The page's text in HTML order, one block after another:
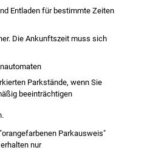
Entladen für bestimmte Zeiten
Die Ankunftszeit muss sich
Parkstände, wenn Sie
beeinträchtigen
Parkausweis"
l ten nur